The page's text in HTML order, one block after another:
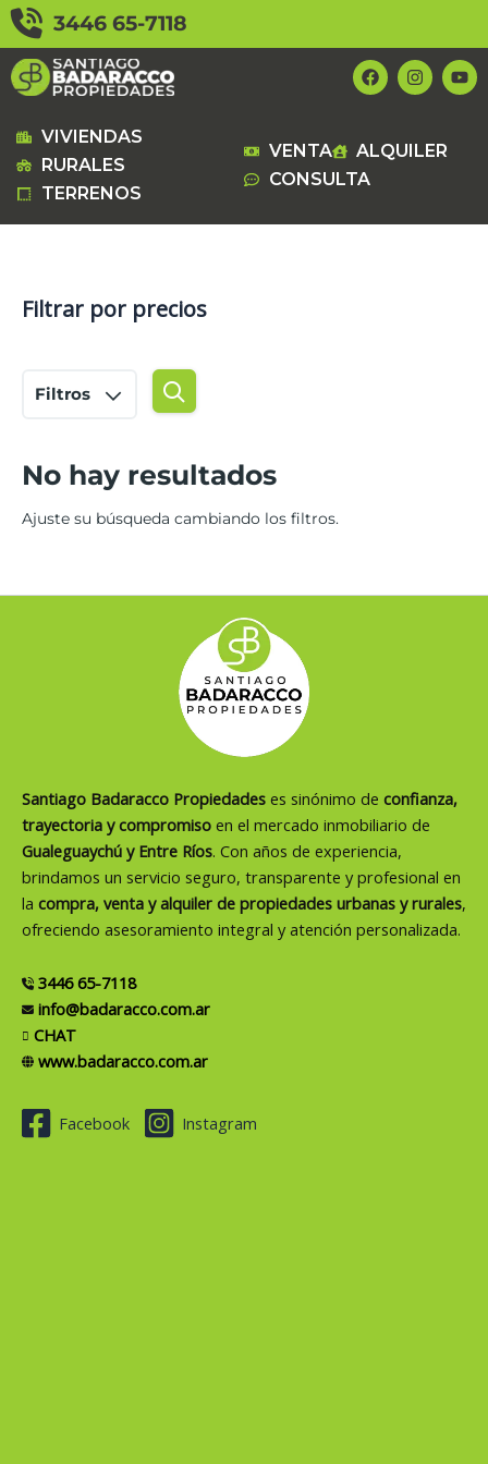
contenido
3446 65-7118
F
a
c
o
k
I
n
s
g
Y
o
u
VIVIENDAS
RURALES
TERRENOS
VENTA
ALQUILER
CONSULTA
Filtrar por precios
Filtros
No hay resultados
Ajuste su búsqueda cambiando los filtros.
Santiago Badaracco Propiedades es sinónimo de confianza,
trayectoria y compromiso en el mercado inmobiliario de
Gualeguaychú y Entre Ríos. Con años de experiencia,
brindamos un servicio seguro, transparente y profesional en
la compra, venta y alquiler de propiedades urbanas y rurales,
ofreciendo asesoramiento integral y atención personalizada.
3446 65-7118
info@badaracco.com.ar
CHAT
www.badaracco.com.ar
Facebook Instagram